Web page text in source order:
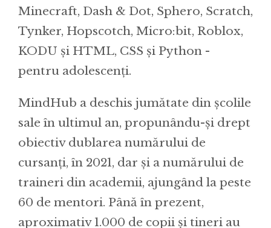
Minecraft, Dash & Dot, Sphero, Scratch,
Tynker, Hopscotch, Micro:bit, Roblox,
KODU și HTML, CSS și Python -
pentru adolescenți.
MindHub a deschis jumătate din școlile
sale în ultimul an, propunându-și drept
obiectiv dublarea numărului de
cursanți, în 2021, dar și a numărului de
traineri din academii, ajungând la peste
60 de mentori. Până în prezent,
aproximativ 1.000 de copii și tineri au